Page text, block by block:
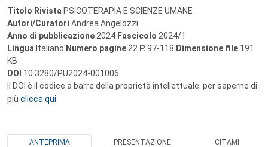
Titolo Rivista PSICOTERAPIA E SCIENZE UMANE
Autori/Curatori Andrea Angelozzi
Anno di pubblicazione 2024 Fascicolo 2024/1
Lingua Italiano Numero pagine 22 P. 97-118 Dimensione file 191
KB
DOI 10.3280/PU2024-001006
Il DOI è il codice a barre della proprietà intellettuale: per saperne di
più clicca qui
ANTEPRIMA PRESENTAZIONE CITAMI